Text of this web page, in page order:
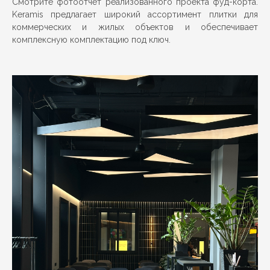
Keramis предлагает широкий ассортимент плитки для
коммерческих и жилых объектов и обеспечивает
комплексную комплектацию под ключ.